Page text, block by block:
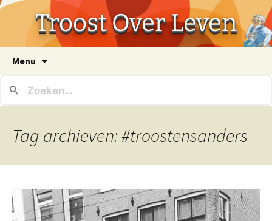
Troost Over Leven
Menu
inhoud
Tag archieven: #troostensanders